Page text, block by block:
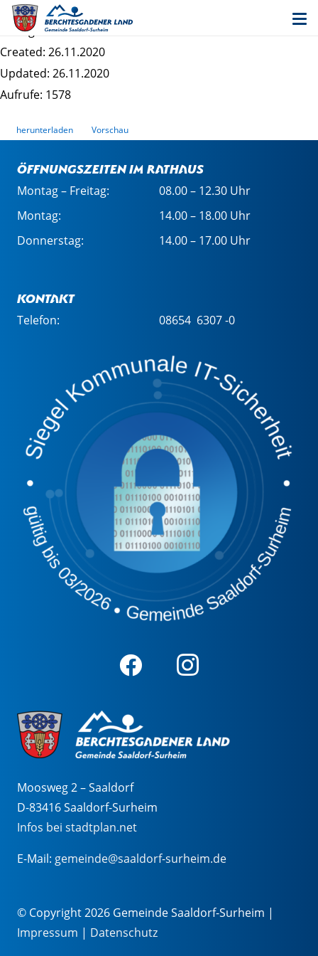
Verdienstbescheinigung_Wohngeld
Dateigrösse: 655.76 KB
Created: 26.11.2020
Updated: 26.11.2020
Aufrufe: 1578
herunterladen Vorschau
Öffnungszeiten im Rathaus
Montag – Freitag:
08.00 – 12.30 Uhr
Montag:
14.00 – 18.00 Uhr
Donnerstag:
14.00 – 17.00 Uhr
Kontakt
Telefon: 08654 6307 -0
Moosweg 2 – Saaldorf
D-83416 Saaldorf-Surheim
Infos bei stadtplan.net
E-Mail: gemeinde@saaldorf-surheim.de
© Copyright 2026 Gemeinde Saaldorf-Surheim |
Impressum | Datenschutz